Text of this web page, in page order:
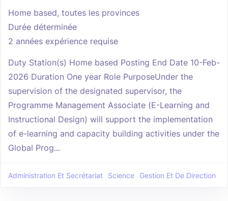
Home based, toutes les provinces
Durée déterminée
2 années expérience requise
Duty Station(s) Home based Posting End Date 10-Feb-
2026 Duration One year Role PurposeUnder the
supervision of the designated supervisor, the
Programme Management Associate (E-Learning and
Instructional Design) will support the implementation
of e-learning and capacity building activities under the
Global Prog...
Administration Et Secrétariat Science Gestion Et De Direction